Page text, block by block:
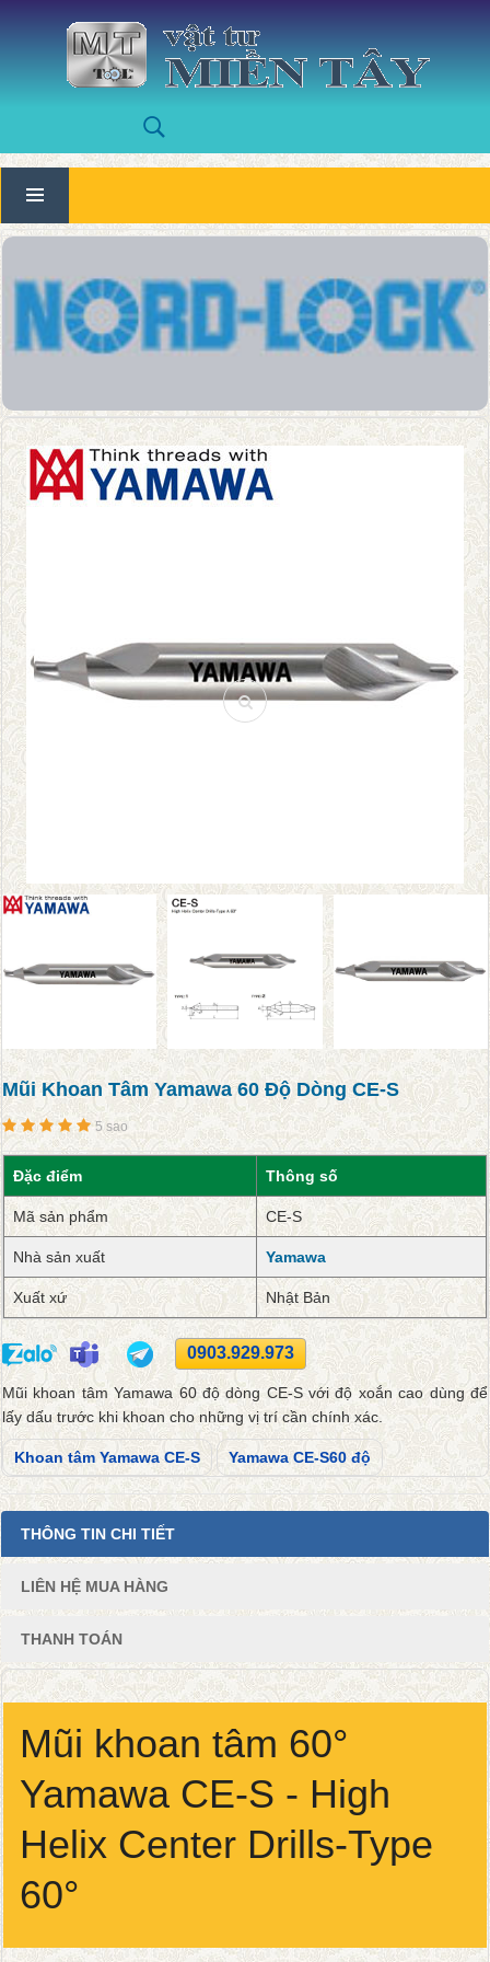
Mũi Khoan Tâm Yamawa 60 Độ Dòng CE-S
5 sao
Đặc điểm Thông số
Mã sản phẩm CE-S
Nhà sản xuất Yamawa
Xuất xứ Nhật Bản
0903.929.973
Mũi khoan tâm Yamawa 60 độ dòng CE-S với độ xoắn cao dùng để
lấy dấu trước khi khoan cho những vị trí cần chính xác.
Khoan tâm Yamawa CE-S Yamawa CE-S60 độ
THÔNG TIN CHI TIẾT
LIÊN HỆ MUA HÀNG
THANH TOÁN
Mũi khoan tâm 60°
Yamawa CE-S - High
Helix Center Drills-Type
60°